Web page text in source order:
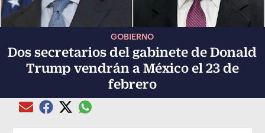
GOBIERNO
Dos secretarios del gabinete de Donald
Trump vendrán a México el 23 de
febrero
Compartir el artículo actual mediante Email
Compartir el artículo actual mediante Facebook
Compartir el artículo actual mediante Twitter
Compartir el artículo actual mediante